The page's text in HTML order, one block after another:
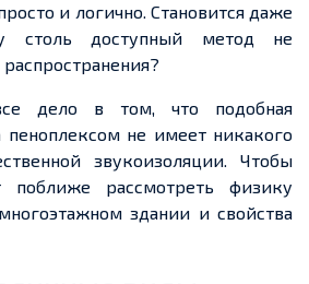
и логично. Становится даже
столь доступный метод не
дело в том, что подобная
пеноплексом не имеет никакого
звукоизоляции. Чтобы
поближе рассмотреть физику
здании и свойства